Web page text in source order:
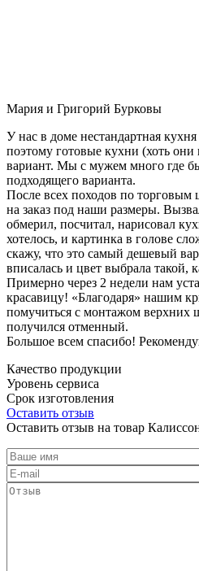
Мария и Григорий Бурковы
У нас в доме нестандартная
поэтому готовые кухни (хоть
вариант. Мы с мужем много где
подходящего варианта.
После всех походов по
на заказ под наши размеры.
обмерил, посчитал, нарисовал
хотелось, и картинка в голове
скажу, что это самый дешевый
вписалась и цвет выбрала такой,
Примерно через 2 недели нам
красавицу! «Благодаря» нашим
помучиться с монтажом верхних
получился отменный.
Большое всем спасибо!
Качество продукции
Уровень сервиса
Срок изготовления
Оставить отзыв
Оставить отзыв на товар